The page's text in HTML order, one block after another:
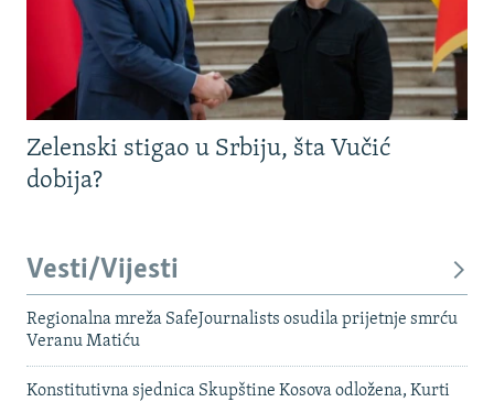
Zelenski stigao u Srbiju, šta Vučić
dobija?
Vesti/Vijesti
Regionalna mreža SafeJournalists osudila prijetnje smrću
Veranu Matiću
Konstitutivna sjednica Skupštine Kosova odložena, Kurti